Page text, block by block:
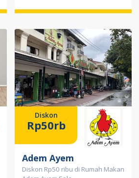
Diskon
Rp50rb
Adem Ayem
Diskon Rp50 ribu di Rumah Makan